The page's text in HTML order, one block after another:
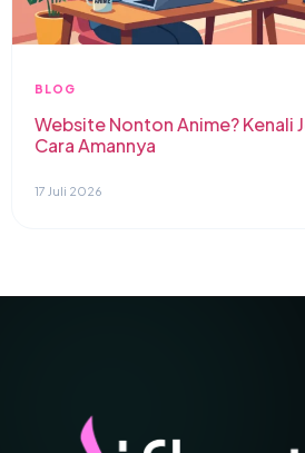
BLOG
Website Nonton Anime? Kenali
Cara Amannya
17 Juli 2026